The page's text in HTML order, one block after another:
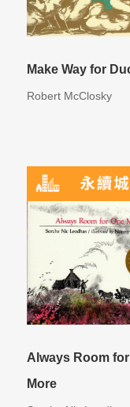
Make Way for
Robert McClosky
Always Room
More